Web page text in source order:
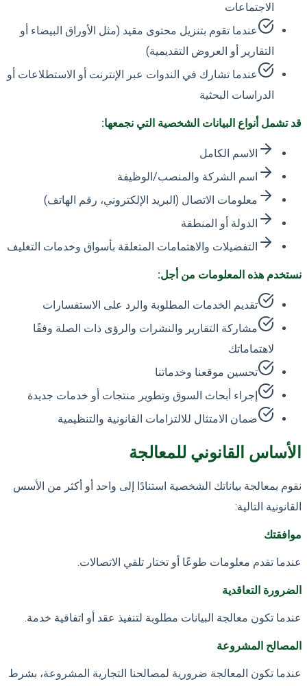
الاجتماعات
عندما تقوم بتنزيل محتوى مقيد (مثل الأوراق البيضاء أو
التقارير أو العروض التقديمية)
عندما تشارك في الندوات عبر الإنترنت أو الاستطلاعات أو
الدراسات البحثية
قد تشمل أنواع البيانات الشخصية التي نجمعها:
الاسم الكامل
اسم الشركة والمنصب/الوظيفة
معلومات الاتصال (البريد الإلكتروني، رقم الهاتف)
الدولة أو المنطقة
التفضيلات والاهتمامات المتعلقة بأسواق وخدمات التغليف
نستخدم هذه المعلومات من أجل:
تقديم الخدمات المطلوبة والرد على الاستفسارات
مشاركة التقارير والنشرات والرؤى ذات الصلة وفقًا
لاهتماماتك
تحسين موقعنا وخدماتنا
إجراء أبحاث السوق وتطوير منتجات أو خدمات جديدة
ضمان الامتثال للالتزامات القانونية والتنظيمية
الأساس القانوني للمعالجة
نقوم بمعالجة بياناتك الشخصية استنادًا إلى واحد أو أكثر من الأسس
القانونية التالية:
موافقتك
عندما تقدم معلومات طوعًا أو تختار تلقي الاتصالات.
الضرورة التعاقدية
عندما تكون معالجة البيانات مطلوبة لتنفيذ عقد أو اتفاقية خدمة.
المصالح المشروعة
عندما تكون المعالجة ضرورية لمصالحنا التجارية المشروعة، بشرط